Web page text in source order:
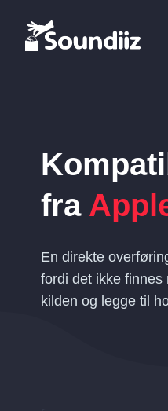
fra
En direkte
fordi det ikke finnes
kilden og legge til